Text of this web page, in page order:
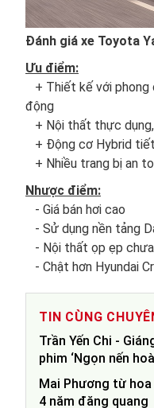
Đánh giá xe Toyota
Ưu điểm:
+ Thiết kế với phong
động
+ Nội thất thực dụng,
+ Động cơ Hybrid
+ Nhiều trang bị an
Nhược điểm:
​​​​​​​ - Giá bán hơi cao
- Sử dụng nền tảng
- Nội thất ọp ẹp
- Chật hơn Hyundai
TIN CÙNG
Trần Yến Chi -
phim ‘Ngọn nến
Mai Phương từ hoa
4 năm đăng quang